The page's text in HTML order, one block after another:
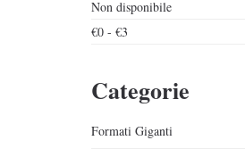
Non disponibile
€0 - €3
Categorie
Formati Giganti